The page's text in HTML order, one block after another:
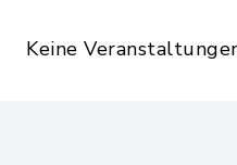
Keine